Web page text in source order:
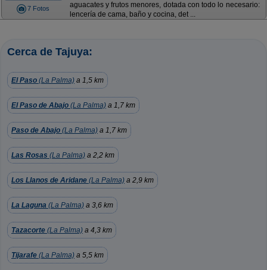
7 Fotos
aguacates y frutos menores, dotada con todo lo necesario:
lencería de cama, baño y cocina, det ...
Cerca de Tajuya:
El Paso (La Palma) a 1,5 km
El Paso de Abajo (La Palma) a 1,7 km
Paso de Abajo (La Palma) a 1,7 km
Las Rosas (La Palma) a 2,2 km
Los Llanos de Aridane (La Palma) a 2,9 km
La Laguna (La Palma) a 3,6 km
Tazacorte (La Palma) a 4,3 km
Tijarafe (La Palma) a 5,5 km